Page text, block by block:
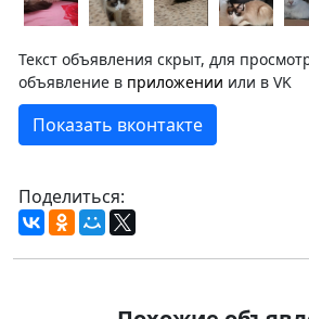
Текст объявления скрыт, для
объявление в приложении или в VK
Показать вконтакте
Поделиться: